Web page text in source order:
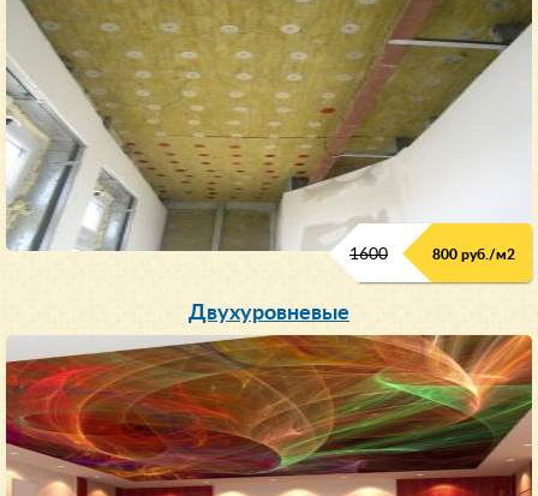
1600 800 руб./м2
Двухуровневые